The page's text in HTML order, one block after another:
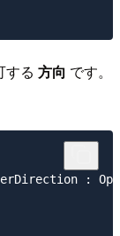
する 方向 です。
: